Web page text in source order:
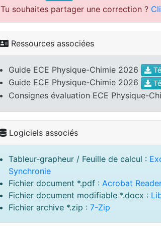
Tu souhaites partager une correction ?
Ressources associées
Guide ECE Physique-Chimie 2026
Guide ECE Physique-Chimie 2026
Consignes évaluation ECE Physique-
Logiciels associés
Tableur-grapheur / Feuille de calcul :
Synchronie
Fichier document *.pdf : Acrobat
Fichier document modifiable *.docx :
Fichier archive *.zip : 7-Zip